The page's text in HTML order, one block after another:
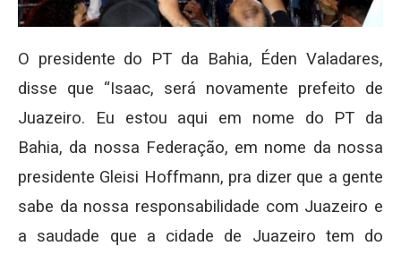
O presidente do PT da Bahia, Éden Valadares,
disse que “Isaac, será novamente prefeito de
Juazeiro. Eu estou aqui em nome do PT da
Bahia, da nossa Federação, em nome da nossa
presidente Gleisi Hoffmann, pra dizer que a gente
sabe da nossa responsabilidade com Juazeiro e
a saudade que a cidade de Juazeiro tem do